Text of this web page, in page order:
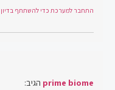
התחבר למערכת כדי להשתתף בדיון
prime biome הגיב: